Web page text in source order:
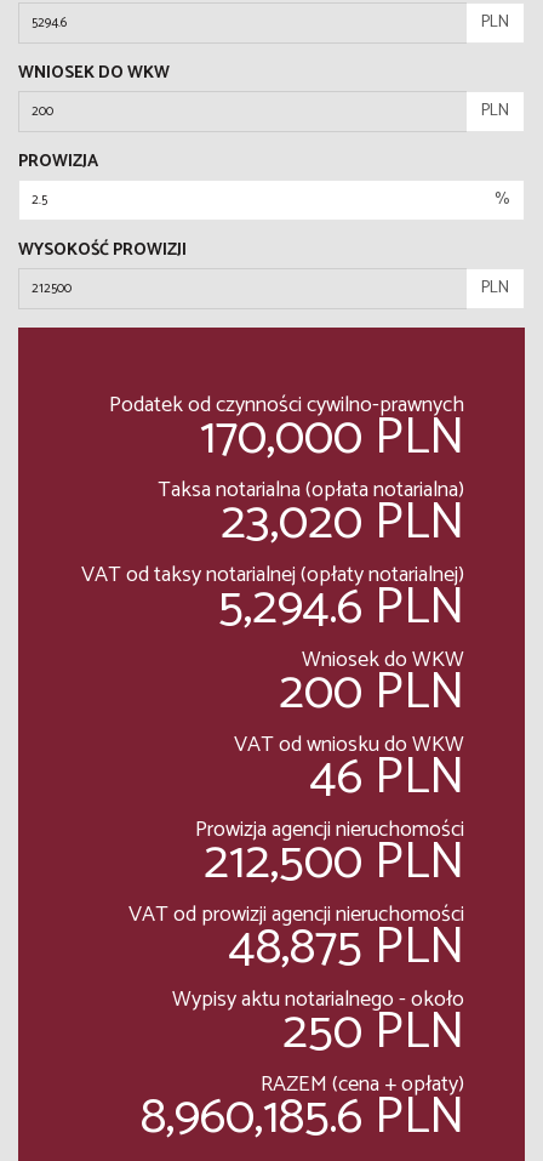
PLN
WNIOSEK DO WKW
PLN
PROWIZJA
%
WYSOKOŚĆ PROWIZJI
PLN
Podatek od czynności cywilno-prawnych
170,000 PLN
Taksa notarialna (opłata notarialna)
23,020 PLN
VAT od taksy notarialnej (opłaty notarialnej)
5,294.6 PLN
Wniosek do WKW
200 PLN
VAT od wniosku do WKW
46 PLN
Prowizja agencji nieruchomości
212,500 PLN
VAT od prowizji agencji nieruchomości
48,875 PLN
Wypisy aktu notarialnego - około
250 PLN
RAZEM (cena + opłaty)
8,960,185.6 PLN